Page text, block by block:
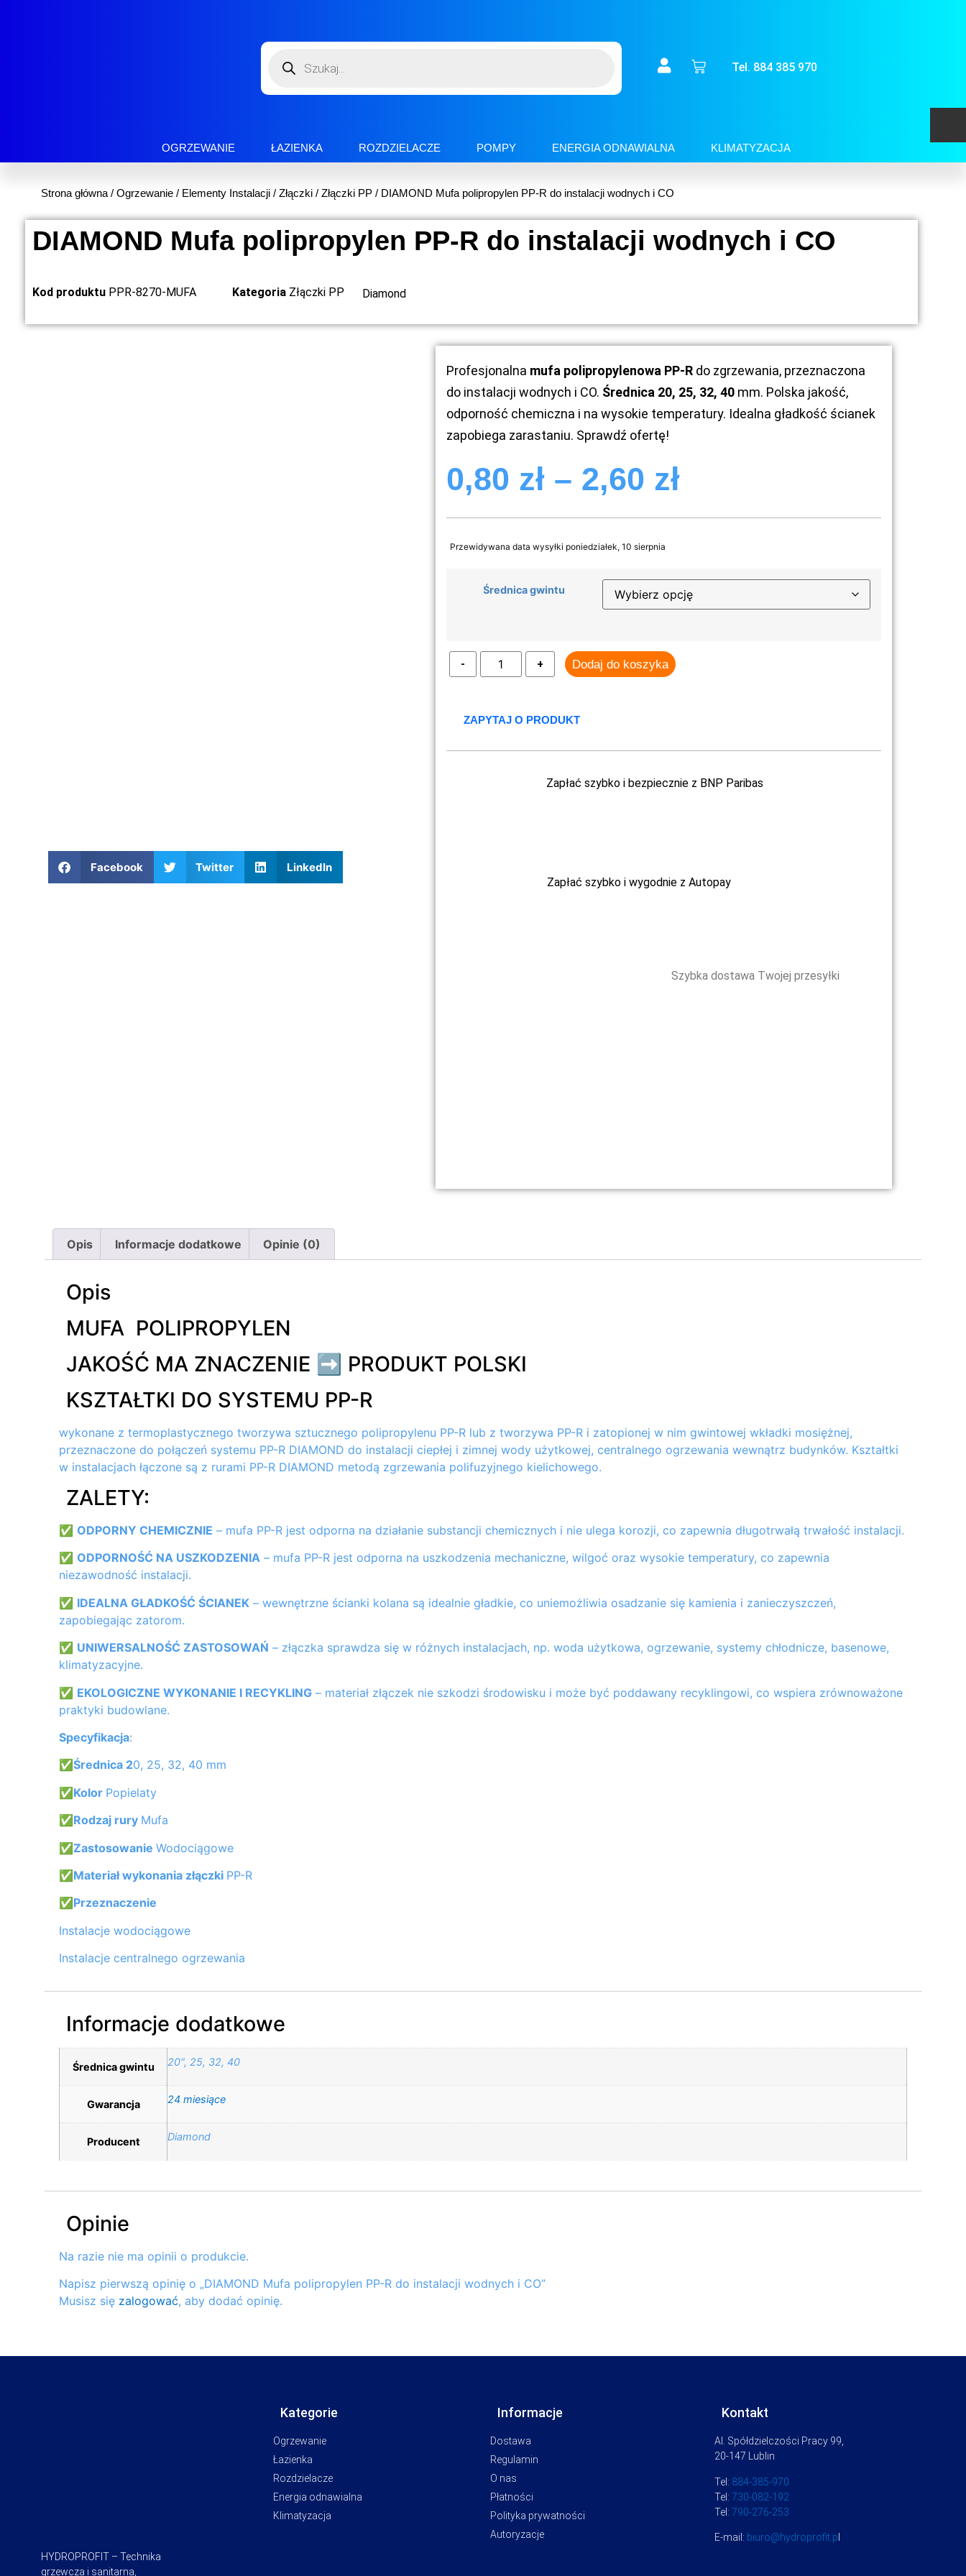
Tel. 884 385 970
OGRZEWANIE ŁAZIENKA ROZDZIELACZE POMPY ENERGIA ODNAWIALNA KLIMATYZACJA
Strona główna / Ogrzewanie / Elementy Instalacji / Złączki / Złączki PP / DIAMOND Mufa polipropylen PP-R do instalacji wodnych i CO
DIAMOND Mufa polipropylen PP-R do instalacji wodnych i CO
Kod produktu PPR-8270-MUFA Kategoria Złączki PP Diamond
Facebook Twitter LinkedIn
Profesjonalna mufa polipropylenowa PP-Rdo zgrzewania, przeznaczona
do instalacji wodnych i CO. Średnica 20, 25, 32, 40mm. Polska jakość,
odporność chemiczna i na wysokie temperatury. Idealna gładkość ścianek
zapobiega zarastaniu. Sprawdź ofertę!
0,80 zł – 2,60 zł
Przewidywana data wysyłki poniedziałek, 10 sierpnia
Średnica gwintu
Dodaj do koszyka
ZAPYTAJ O PRODUKT
Zapłać szybko i bezpiecznie z BNP Paribas
Zapłać szybko i wygodnie z Autopay
Szybka dostawa Twojej przesyłki
Opis Informacje dodatkowe Opinie (0)
Opis
MUFA POLIPROPYLEN
JAKOŚĆ MA ZNACZENIE ➡️ PRODUKT POLSKI
KSZTAŁTKI DO SYSTEMU PP-R
wykonane z termoplastycznego tworzywa sztucznego polipropylenu PP-R lub z tworzywa PP-R i zatopionej w nim gwintowej wkładki mosiężnej,
przeznaczone do połączeń systemu PP-R DIAMOND do instalacji ciepłej i zimnej wody użytkowej, centralnego ogrzewania wewnątrz budynków. Kształtki
w instalacjach łączone są z rurami PP-R DIAMOND metodą zgrzewania polifuzyjnego kielichowego.
ZALETY:
✅ ODPORNY CHEMICZNIE – mufa PP-R jest odporna na działanie substancji chemicznych i nie ulega korozji, co zapewnia długotrwałą trwałość instalacji.
✅ ODPORNOŚĆ NA USZKODZENIA – mufa PP-R jest odporna na uszkodzenia mechaniczne, wilgoć oraz wysokie temperatury, co zapewnia
niezawodność instalacji.
✅ IDEALNA GŁADKOŚĆ ŚCIANEK – wewnętrzne ścianki kolana są idealnie gładkie, co uniemożliwia osadzanie się kamienia i zanieczyszczeń,
zapobiegając zatorom.
✅ UNIWERSALNOŚĆ ZASTOSOWAŃ – złączka sprawdza się w różnych instalacjach, np. woda użytkowa, ogrzewanie, systemy chłodnicze, basenowe,
klimatyzacyjne.
✅ EKOLOGICZNE WYKONANIE I RECYKLING – materiał złączek nie szkodzi środowisku i może być poddawany recyklingowi, co wspiera zrównoważone
praktyki budowlane.
Specyfikacja:
✅Średnica 20, 25, 32, 40 mm
✅Kolor Popielaty
✅Rodzaj rury Mufa
✅Zastosowanie Wodociągowe
✅Materiał wykonania złączki PP-R
✅Przeznaczenie
Instalacje wodociągowe
Instalacje centralnego ogrzewania
Informacje dodatkowe
Średnica gwintu 20", 25, 32, 40
Gwarancja 24 miesiące
Producent Diamond
Opinie
Na razie nie ma opinii o produkcie.
Napisz pierwszą opinię o „DIAMOND Mufa polipropylen PP-R do instalacji wodnych i CO”
Musisz się zalogować, aby dodać opinię.
HYDROPROFIT – Technika
grzewcza i sanitarna,
Kategorie
Ogrzewanie
Łazienka
Rozdzielacze
Energia odnawialna
Klimatyzacja
Informacje
Dostawa
Regulamin
O nas
Płatności
Polityka prywatności
Autoryzacje
Kontakt
Al. Spółdzielczości Pracy 99,
20-147 Lublin
Tel: 884-385-970
Tel:730-082-192
Tel:790-276-253
E-mail: biuro@hydroprofit.p